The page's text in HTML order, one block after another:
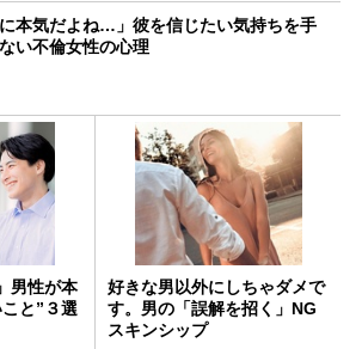
に本気だよね…」彼を信じたい気持ちを手
い不倫女性の心理
男性が本
と”３選
好きな男以外にしちゃダメで
す。男の「誤解を招く」NG
スキンシップ